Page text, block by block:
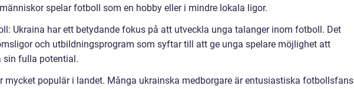
spelar fotboll som en hobby eller i mindre lokala ligor.
Ukraina har ett betydande fokus på att utveckla unga talanger inom fotboll. Det
och utbildningsprogram som syftar till att ge unga spelare möjlighet att
sin fulla potential.
mycket populär i landet. Många ukrainska medborgare är entusiastiska fotbollsfans